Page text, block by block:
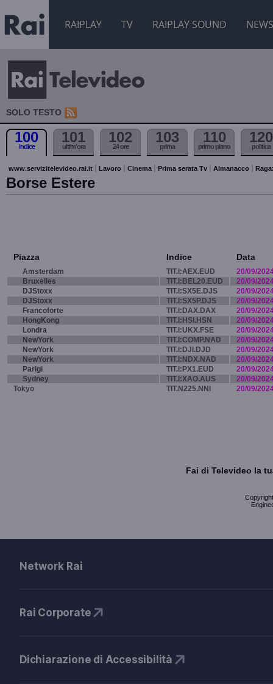
RAIPLAY TV RAIPLAY SOUND NEWS
SOLO TESTO
100
indice
101
ultim'ora
102
24 ore
103
prima
110
primo piano
120
politica
www.servizitelevideo.rai.it Lavoro Cinema Prima serata Tv Almanacco
Borse Estere
Piazza Indice Data
Amsterdam TIT.I:AEX.EUD
20/09/
Bruxelles
TIT.I:BEL20.EUD
20/09/
DJStoxx
TIT.I:SX5E.DJS
20/09/
DJStoxx
TIT.I:SX5P.DJS
20/09/
Francoforte
TIT.I:DAX.DAX
20/09/
HongKong
TIT.I:HSI.HSN
20/09/
Londra
TIT.I:UKX.FSE
20/09/
NewYork
TIT.I:COMP.NAD
20/09/
NewYork
TIT.I:DJI.DJD
20/09/
NewYork
TIT.I:NDX.NAD
20/09/
Parigi
TIT.I:PX1.EUD
20/09/
Sydney
TIT.I:XAO.AUS
20/09/
Tokyo
TIT.N225.NNI 20/09/
Fai di Televideo la